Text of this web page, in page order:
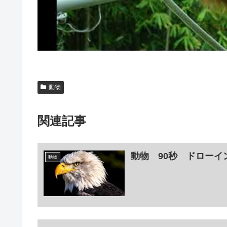
動物
関連記事
動物 動物 90秒 ドローイ